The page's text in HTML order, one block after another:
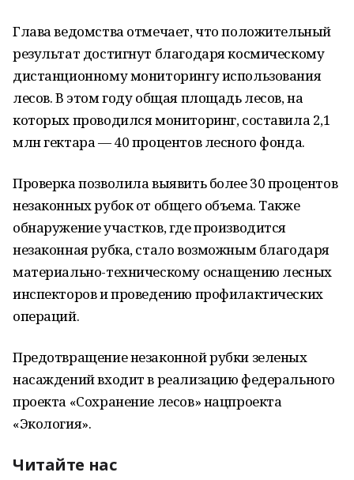
Глава ведомства отмечает, что положительный
результат достигнут благодаря космическому
дистанционному мониторингу использования
лесов. В этом году общая площадь лесов, на
которых проводился мониторинг, составила 2,1
млн гектара — 40 процентов лесного фонда.
Проверка позволила выявить более 30 процентов
незаконных рубок от общего объема. Также
обнаружение участков, где производится
незаконная рубка, стало возможным благодаря
материально-техническому оснащению лесных
инспекторов и проведению профилактических
операций.
Предотвращение незаконной рубки зеленых
насаждений входит в реализацию федерального
проекта «Сохранение лесов» нацпроекта
«Экология».
Читайте нас